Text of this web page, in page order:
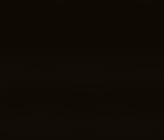
utan att du ber om dem.
som gästinlägg eller
webbplats och hjälper
dess SEO-prestanda.